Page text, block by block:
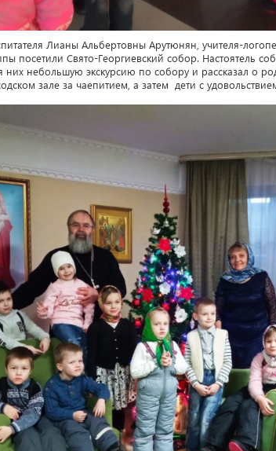
Лианы Альбертовны Арутюнян, учителя-
посетили Свято-Георгиевский собор. Настоятель
небольшую экскурсию по собору и рассказал о
зале за чаепитием, а затем дети с